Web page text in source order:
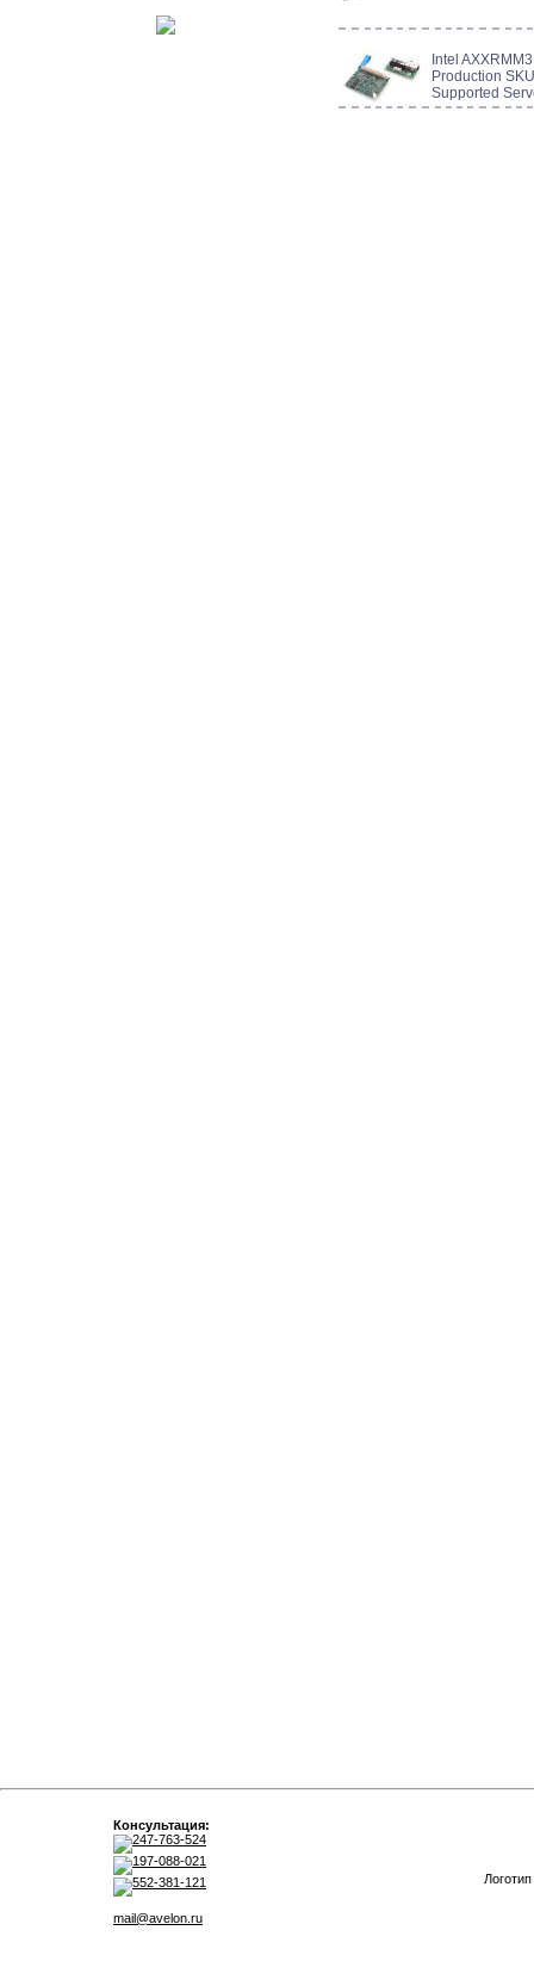
Intel
Production
Supported
Консультация:
247-763-524
197-088-021
552-381-121
mail@avelon.ru